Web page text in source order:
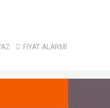
FİYAT ALARMI